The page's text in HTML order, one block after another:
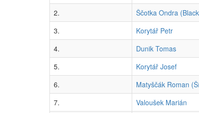
2.
Ščotka Ondra
3.
Korytář Petr
4.
Dunik Tomas
5.
Korytář Josef
6.
Matyščák Roman
7.
Valoušek Marián